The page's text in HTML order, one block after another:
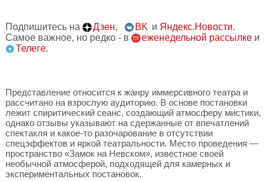
Подпишитесь на Дзен, ВК и Яндекс.Новости.
Самое важное, но редко - в
еженедельной рассылке и
Телеге.
Представление относится к жанру иммерсивного театра и
рассчитано на взрослую аудиторию. В основе постановки
лежит спиритический сеанс, создающий атмосферу мистики,
однако отзывы указывают на сдержанные от впечатлений
спектакля и какое-то разочарование в отсутствии
спецэффектов и яркой театральности. Место проведения —
пространство «Замок на Невском», известное своей
необычной атмосферой, подходящей для камерных и
экспериментальных постановок.